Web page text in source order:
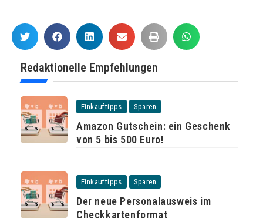
Redaktionelle Empfehlungen
Einkauftipps Sparen
Amazon Gutschein: ein Geschenk
von 5 bis 500 Euro!
Einkauftipps Sparen
Der neue Personalausweis im
Checkkartenformat